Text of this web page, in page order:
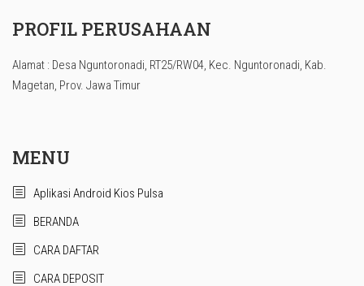
PROFIL PERUSAHAAN
Alamat : Desa Nguntoronadi, RT25/RW04, Kec. Nguntoronadi, Kab.
Magetan, Prov. Jawa Timur
MENU
Aplikasi Android Kios Pulsa
BERANDA
CARA DAFTAR
CARA DEPOSIT